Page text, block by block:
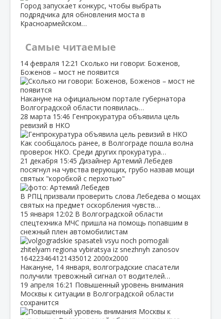
Город запускает конкурс, чтобы выбрать
подрядчика для обновления моста в
Красноармейском…
Самые читаемые
14 февраля 12:21 Сколько ни говори: Боженов,
Боженов – мост не появится
Накануне на официальном портале губернатора
Волгоградской области появилась…
28 марта 15:46 Генпрокуратура объявила цель
ревизий в НКО
Как сообщалось ранее, в Волгограде пошла волна
проверок НКО. Среди других прокуратура…
21 декабря 15:45 Дизайнер Артемий Лебедев
посягнул на чувства верующих, грубо назвав мощи
святых "коробкой с перхотью"
В РПЦ призвали проверить слова Лебедева о мощах
святых на предмет оскорбления чувств…
15 января 12:02 В Волгоградской области
спецтехника МЧС пришла на помощь попавшим в
снежный плен автомобилистам
Накануне, 14 января, волгоградские спасатели
получили тревожный сигнал от водителей…
19 апреля 16:21 Повышенный уровень внимания
Москвы к ситуации в Волгоградской области
сохранится